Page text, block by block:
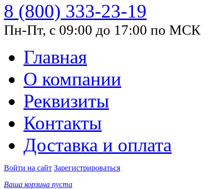
8 (800) 333-23-19
Пн-Пт, с 09:00 до 17:00 по МСК
Главная
О компании
Реквизиты
Контакты
Доставка и оплата
Войти на сайт Зарегистрироваться
Ваша корзина пуста